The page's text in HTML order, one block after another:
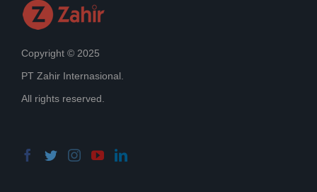
Copyright © 2025
PT Zahir Internasional.
All rights reserved.